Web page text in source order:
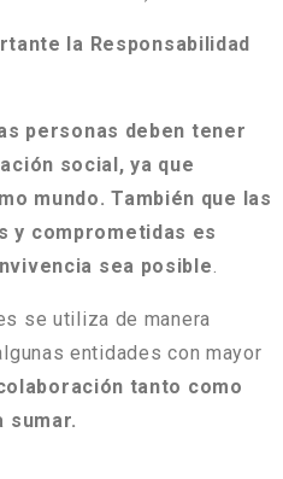
la Responsabilidad
personas deben tener
social, ya que
mundo. También que las
y comprometidas es
sea posible.
se utiliza de manera
entidades con mayor
tanto como
sumar.